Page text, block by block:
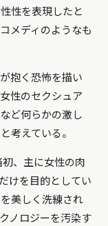
性を表現したと
メディのようなも
抱く恐怖を描い
性のセクシュア
ど何らかの激し
考えている。
初、主に女性の肉
けを目的としてい
美しく洗練され
ノロジーを汚染す